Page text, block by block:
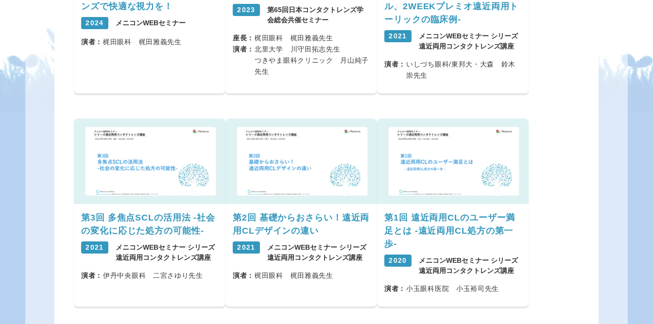
ンズで快適な視力を！
2024 メニコンWEBセミナー
演者： 梶田眼科 梶田雅義先生
2023
第65回日本コンタクトレンズ学
会総会共催セミナー
座長： 梶田眼科 梶田雅義先生
演者： 北里大学 川守田拓志先生
つきやま眼科クリニック 月山純子
先生
ル、2WEEKプレミオ遠近両用ト
ーリックの臨床例-
2021
メニコンWEBセミナー シリーズ
遠近両用コンタクトレンズ講座
演者： いしづち眼科/東邦大・大森 鈴木
崇先生
第3回 多焦点SCLの活用法 -社会
の変化に応じた処方の可能性-
2021
メニコンWEBセミナー シリーズ
遠近両用コンタクトレンズ講座
演者： 伊丹中央眼科 二宮さゆり先生
第2回 基礎からおさらい！遠近両
用CLデザインの違い
2021
メニコンWEBセミナー シリーズ
遠近両用コンタクトレンズ講座
演者： 梶田眼科 梶田雅義先生
第1回 遠近両用CLのユーザー満
足とは -遠近両用CL処方の第一
歩-
2020
メニコンWEBセミナー シリーズ
遠近両用コンタクトレンズ講座
演者： 小玉眼科医院 小玉裕司先生